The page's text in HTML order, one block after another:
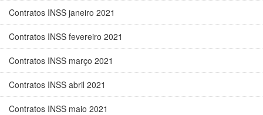
Contratos INSS janeiro 2021
Contratos INSS fevereiro 2021
Contratos INSS março 2021
Contratos INSS abril 2021
Contratos INSS maio 2021